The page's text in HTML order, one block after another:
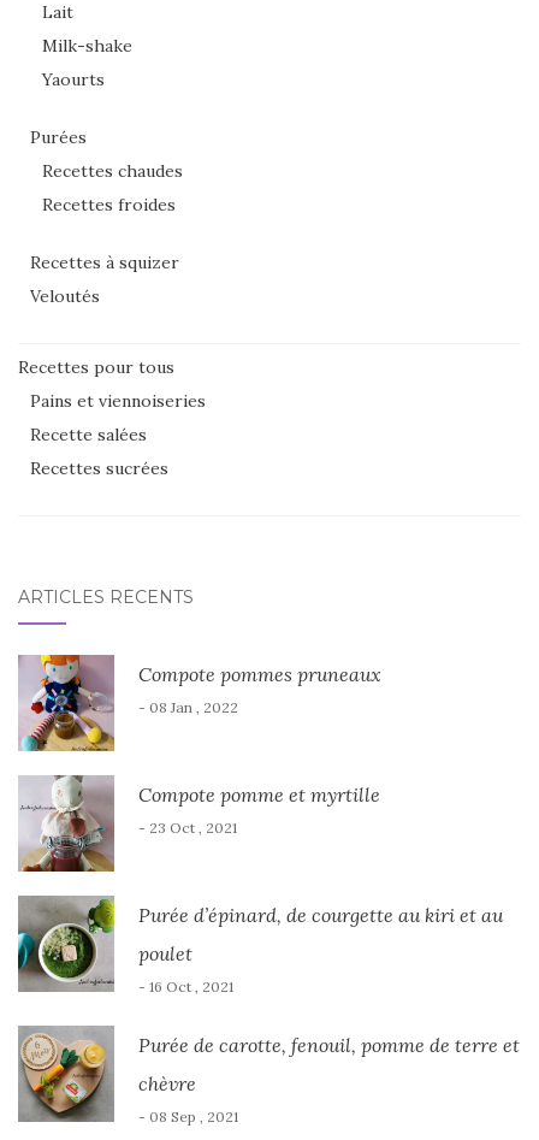
Lait
Milk-shake
Yaourts
Purées
Recettes chaudes
Recettes froides
Recettes à squizer
Veloutés
Recettes pour tous
Pains et viennoiseries
Recette salées
Recettes sucrées
ARTICLES RÉCENTS
Compote pommes pruneaux
- 08 Jan , 2022
Compote pomme et myrtille
- 23 Oct , 2021
Purée d’épinard, de courgette au kiri et au
poulet
- 16 Oct , 2021
Purée de carotte, fenouil, pomme de terre et
chèvre
- 08 Sep , 2021